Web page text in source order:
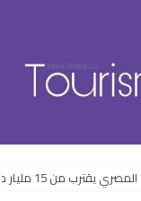
من 15 مليار دولار